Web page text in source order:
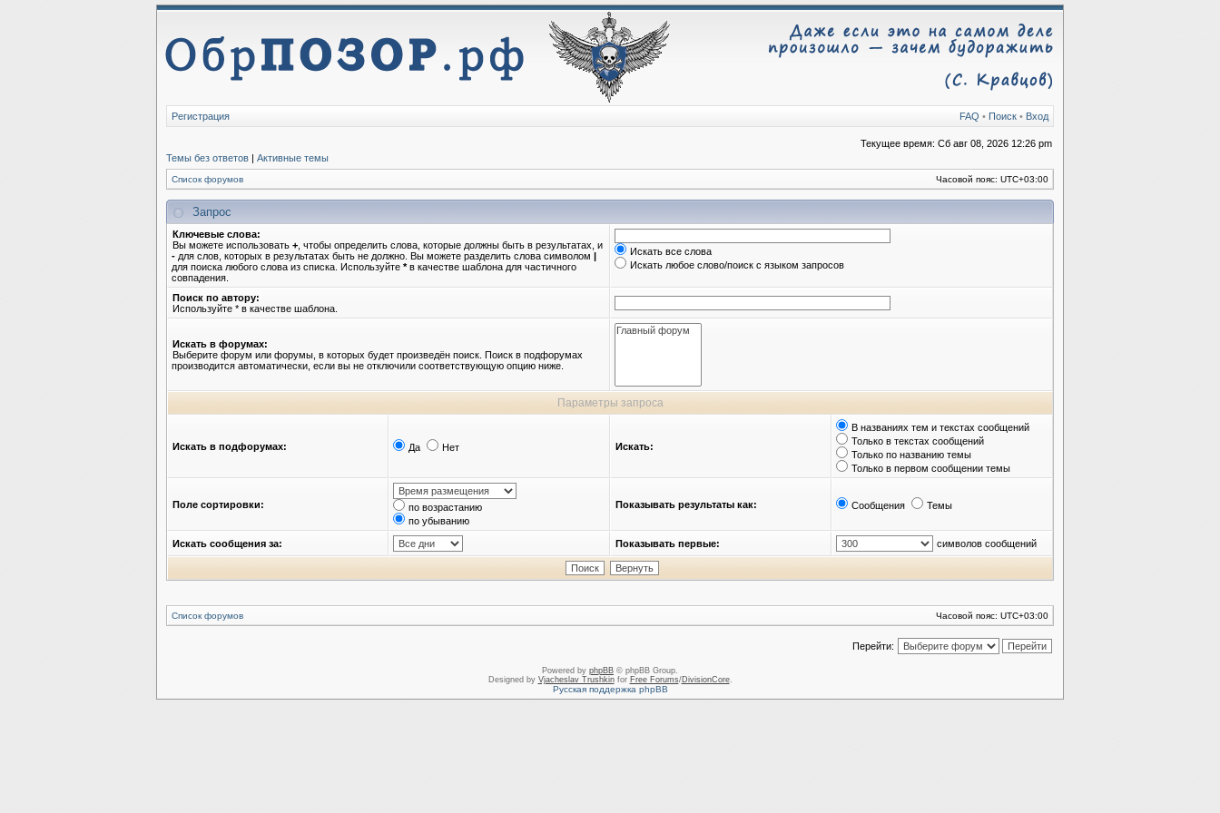
FAQ • Поиск • Вход
Регистрация
Текущее время: Сб авг 08, 2026 12:26 pm
Темы без ответов | Активные темы
Список форумов Часовой пояс: UTC+03:00
Запрос
Ключевые слова:
Вы можете использовать + , чтобы определить слова, которые должны быть в результатах, и
- для слов, которых в результатах быть не должно. Вы можете разделить слова символом |
для поиска любого слова из списка. Используйте *в качестве шаблона для частичного
совпадения.
Искать все слова
Искать любое слово/поиск с языком запросов
Поиск по автору:
Используйте * в качестве шаблона.
Искать в форумах:
Выберите форум или форумы, в которых будет произведён поиск. Поиск в подфорумах
производится автоматически, если вы не отключили соответствующую опцию ниже.
Параметры запроса
Искать в подфорумах: Да Нет Искать:
В названиях тем и текстах сообщений
Только в текстах сообщений
Только по названию темы
Только в первом сообщении темы
Поле сортировки:
по возрастанию
по убыванию
Показывать результаты как: Сообщения Темы
Искать сообщения за: Показывать первые: символов сообщений
Список форумов Часовой пояс: UTC+03:00
Перейти:
Powered by phpBB © phpBB Group.
Designed by Vjacheslav Trushkinfor Free Forums/DivisionCore.
Русская поддержка phpBB